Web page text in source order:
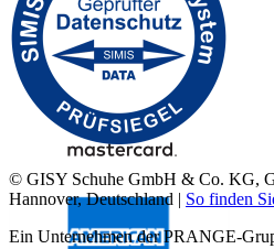
© GISY Schuhe GmbH & Co. KG,
Hannover, Deutschland | So finden
Ein Unternehmen der PRANGE-